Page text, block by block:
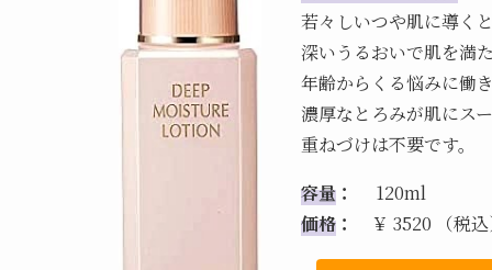
若々しいつや肌に導く
深いうるおいで肌を満
年齢からくる悩みに働
濃厚なとろみが肌にス
重ねづけは不要です。
容量 ：
120ml
価格 ： ￥ 3520 （税